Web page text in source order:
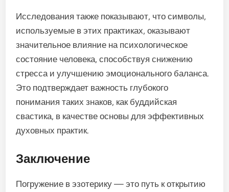
Исследования также показывают, что символы,
используемые в этих практиках, оказывают
значительное влияние на психологическое
состояние человека, способствуя снижению
стресса и улучшению эмоционального баланса.
Это подтверждает важность глубокого
понимания таких знаков, как буддийская
свастика, в качестве основы для эффективных
духовных практик.
Заключение
Погружение в эзотерику — это путь к открытию